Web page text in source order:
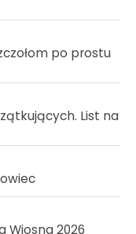
po prostu
List na
Wiosna 2026